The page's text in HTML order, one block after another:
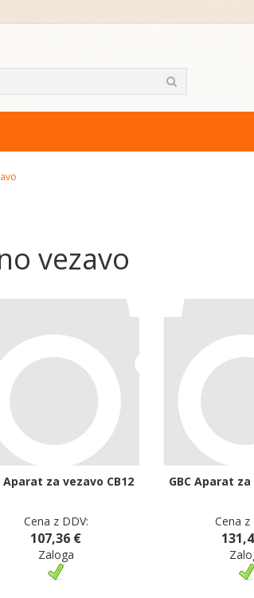
vezavo
Aparat za vezavo CB12
Cena z DDV:
107,36 €
Zaloga
GBC Aparat za
Cena z